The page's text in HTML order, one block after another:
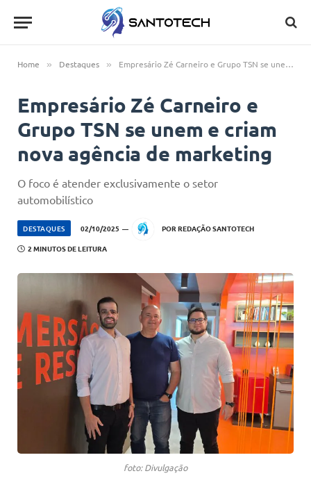
Home » Destaques » Empresário Zé Carneiro e Grupo TSN se unem e criam nova agência de marketing
Empresário Zé Carneiro e
Grupo TSN se unem e criam
nova agência de marketing
O foco é atender exclusivamente o setor
automobilístico
DESTAQUES 02/10/2025 POR REDAÇÃO SANTOTECH
2 MINUTOS DE LEITURA
foto: Divulgação